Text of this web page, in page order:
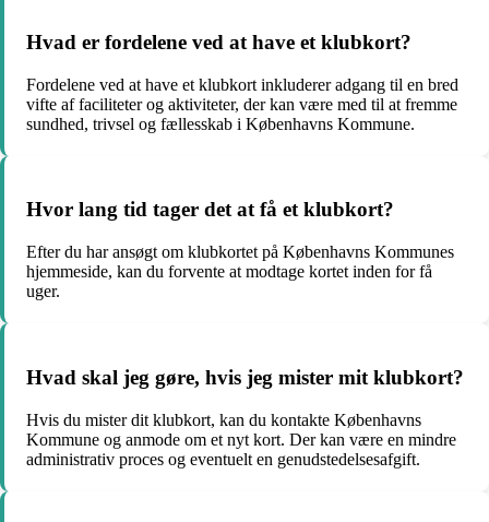
Hvad er fordelene ved at have et klubkort?
Fordelene ved at have et klubkort inkluderer adgang til en bred
vifte af faciliteter og aktiviteter, der kan være med til at fremme
sundhed, trivsel og fællesskab i Københavns Kommune.
Hvor lang tid tager det at få et klubkort?
Efter du har ansøgt om klubkortet på Københavns Kommunes
hjemmeside, kan du forvente at modtage kortet inden for få
uger.
Hvad skal jeg gøre, hvis jeg mister mit klubkort?
Hvis du mister dit klubkort, kan du kontakte Københavns
Kommune og anmode om et nyt kort. Der kan være en mindre
administrativ proces og eventuelt en genudstedelsesafgift.